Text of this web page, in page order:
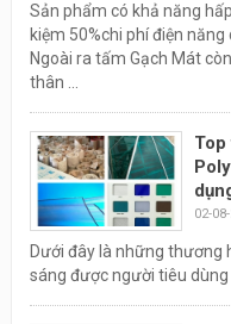
Sản phẩm có khả năng
kiệm 50%chi phí điện
Ngoài ra tấm Gạch Mát
thân ...
02-
Dưới đây là những thương
sáng được người tiêu dùng